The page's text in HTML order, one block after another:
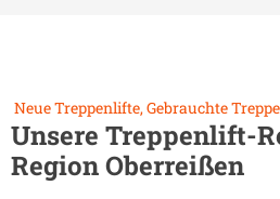
Neue Treppenlifte, Gebrauchte
Unsere Treppenlift-
RegionOberreißen